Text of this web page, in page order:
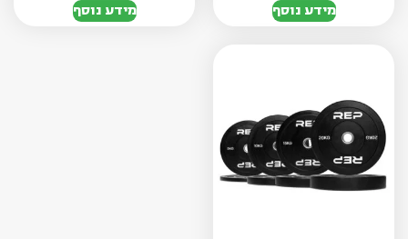
מידע נוסף מידע נוסף